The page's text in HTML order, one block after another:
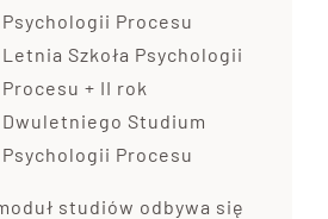
Psychologii Procesu
Letnia Szkoła Psychologii
Procesu + II rok
Dwuletniego Studium
Psychologii Procesu
studiów odbywa się